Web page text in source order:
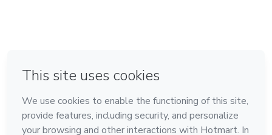
Feito com ❤ em Bogotá